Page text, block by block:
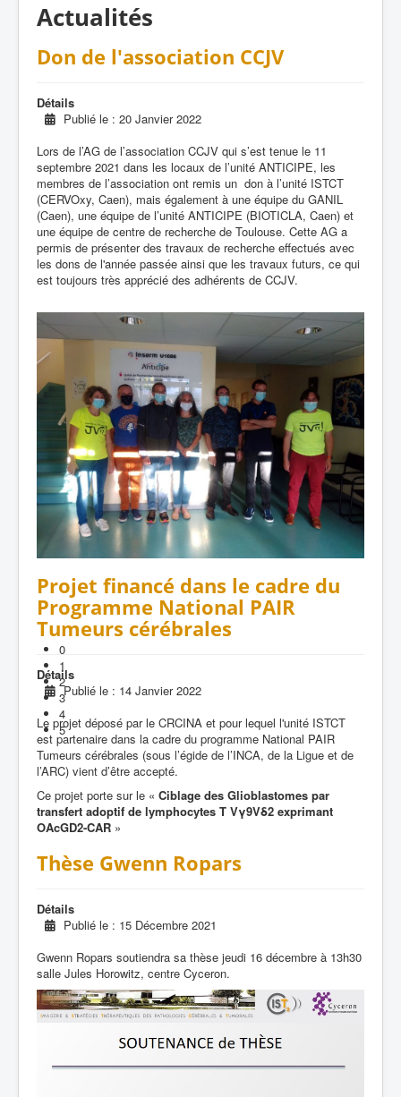
0
1
2
3
4
5
Actualités
Don de l'association CCJV
Détails
Publié le : 20 Janvier 2022
Lors de l’AG de l’association CCJV qui s’est tenue le 11
septembre 2021 dans les locaux de l’unité ANTICIPE, les
membres de l’association ont remis un don à l’unité ISTCT
(CERVOxy, Caen), mais également à une équipe du GANIL
(Caen), une équipe de l’unité ANTICIPE (BIOTICLA, Caen) et
une équipe de centre de recherche de Toulouse. Cette AG a
permis de présenter des travaux de recherche effectués avec
les dons de l'année passée ainsi que les travaux futurs, ce qui
est toujours très apprécié des adhérents de CCJV.
Projet financé dans le cadre du
Programme National PAIR
Tumeurs cérébrales
Détails
Publié le : 14 Janvier 2022
Le projet déposé par le CRCINA et pour lequel l'unité ISTCT
est partenaire dans la cadre du programme National PAIR
Tumeurs cérébrales (sous l’égide de l’INCA, de la Ligue et de
l’ARC) vient d’être accepté.
Ce projet porte sur le « Ciblage des Glioblastomes par
transfert adoptif de lymphocytes T Vγ9Vδ2 exprimant
OAcGD2-CAR »
Thèse Gwenn Ropars
Détails
Publié le : 15 Décembre 2021
Gwenn Ropars soutiendra sa thèse jeudi 16 décembre à 13h30
salle Jules Horowitz, centre Cyceron.